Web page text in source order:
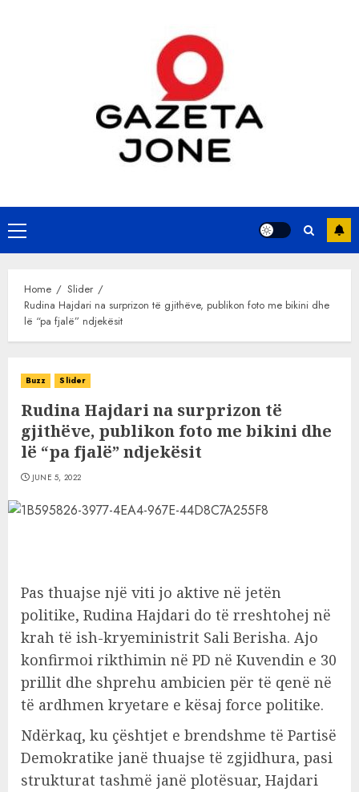
Primary
Menu
Home
Slider
Rudina Hajdari na surprizon të gjithëve, publikon foto me bikini dhe
lë “pa fjalë” ndjekësit
Buzz Slider
Rudina Hajdari na surprizon të
gjithëve, publikon foto me bikini dhe
lë “pa fjalë” ndjekësit
JUNE 5, 2022
Pas thuajse një viti jo aktive në jetën
politike, Rudina Hajdari do të rreshtohej në
krah të ish-kryeministrit Sali Berisha. Ajo
konfirmoi rikthimin në PD në Kuvendin e 30
prillit dhe shprehu ambicien për të qenë në
të ardhmen kryetare e kësaj force politike.
Ndërkaq, ku çështjet e brendshme të Partisë
Demokratike janë thuajse të zgjidhura, pasi
strukturat tashmë janë plotësuar, Hajdari